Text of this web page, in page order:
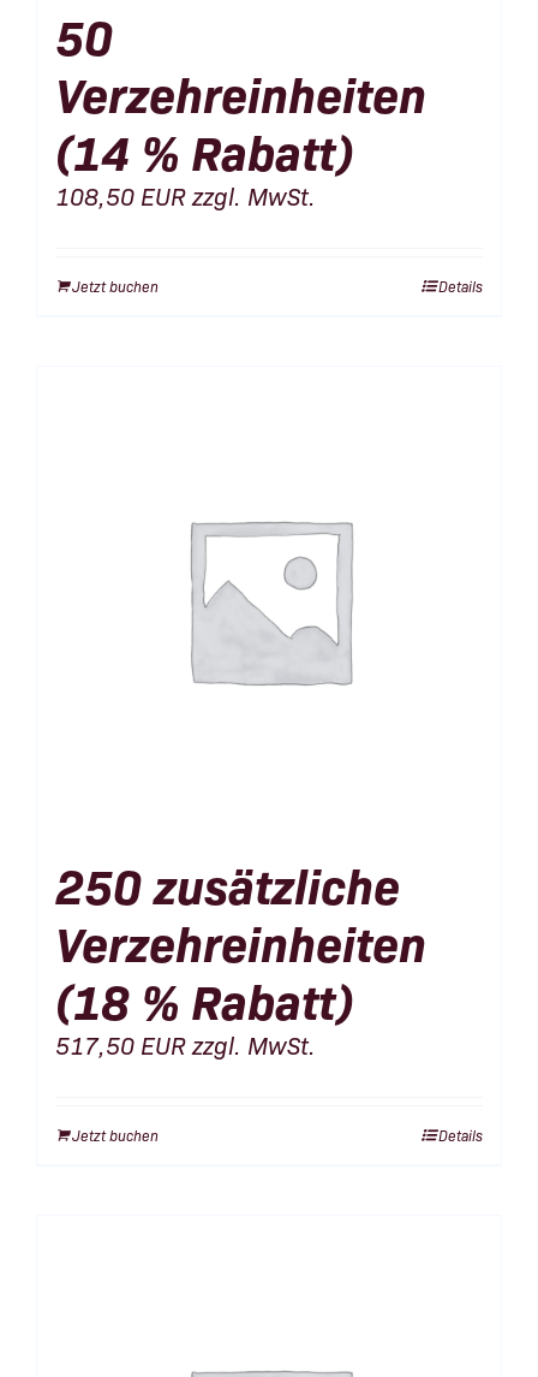
50
Verzehreinheiten
(14 % Rabatt)
108,50 EURzzgl. MwSt.
Jetzt buchen Details
250 zusätzliche
Verzehreinheiten
(18 % Rabatt)
517,50 EURzzgl. MwSt.
Jetzt buchen Details